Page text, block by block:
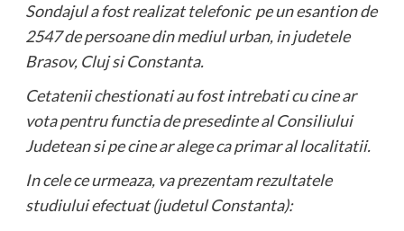
Sondajul a fost realizat telefonic pe un esantion de
2547 de persoane din mediul urban, in judetele
Brasov, Cluj si Constanta.
Cetatenii chestionati au fost intrebati cu cine ar
vota pentru functia de presedinte al Consiliului
Judetean si pe cine ar alege ca primar al localitatii.
In cele ce urmeaza, va prezentam rezultatele
studiului efectuat (judetul Constanta):